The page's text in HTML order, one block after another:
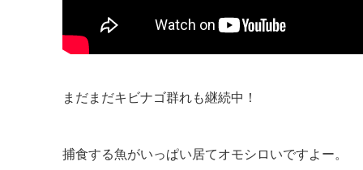
まだまだキビナゴ群れも継続中！
捕食する魚がいっぱい居てオモシロいですよー。